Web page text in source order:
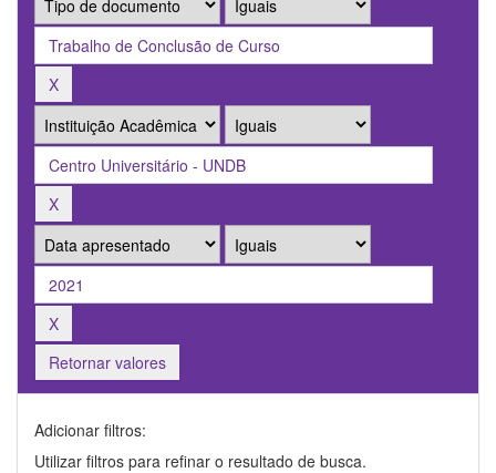
Retornar valores
Adicionar filtros:
Utilizar filtros para refinar o resultado de busca.